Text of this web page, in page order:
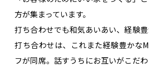
方が集まっています。
打ち合わせでも和気あいあい、経験
打ち合わせは、 これまた経験豊かな
フが同席。 話すうちにお互いがこだ